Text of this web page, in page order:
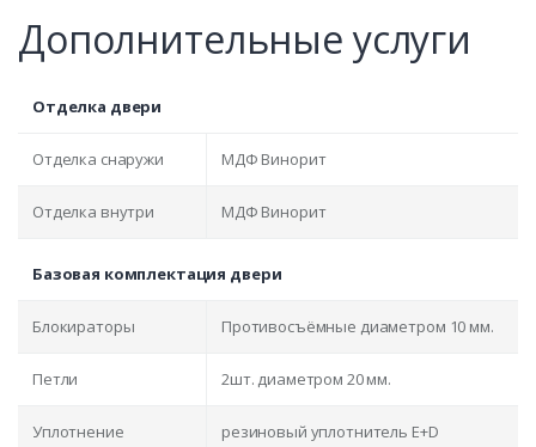
Дополнительные услуги
Отделка двери
Отделка снаружи МДФ Винорит
Отделка внутри МДФ Винорит
Базовая комплектация двери
Блокираторы Противосъёмные диаметром 10 мм.
Петли 2шт. диаметром 20 мм.
Уплотнение резиновый уплотнитель E+D